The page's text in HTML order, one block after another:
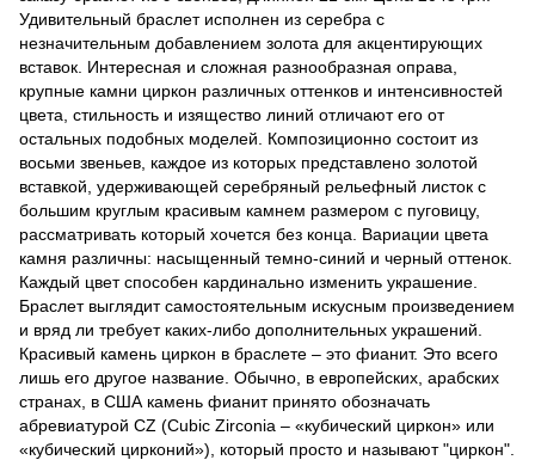
Удивительный браслет исполнен из серебра с
незначительным добавлением золота для акцентирующих
вставок. Интересная и сложная разнообразная оправа,
крупные камни циркон различных оттенков и интенсивностей
цвета, стильность и изящество линий отличают его от
остальных подобных моделей. Композиционно состоит из
восьми звеньев, каждое из которых представлено золотой
вставкой, удерживающей серебряный рельефный листок с
большим круглым красивым камнем размером с пуговицу,
рассматривать который хочется без конца. Вариации цвета
камня различны: насыщенный темно-синий и черный оттенок.
Каждый цвет способен кардинально изменить украшение.
Браслет выглядит самостоятельным искусным произведением
и вряд ли требует каких-либо дополнительных украшений.
Красивый камень циркон в браслете – это фианит. Это всего
лишь его другое название. Обычно, в европейских, арабских
странах, в США камень фианит принято обозначать
абревиатурой CZ (Cubic Zirconia – «кубический циркон» или
«кубический цирконий»), который просто и называют "циркон".